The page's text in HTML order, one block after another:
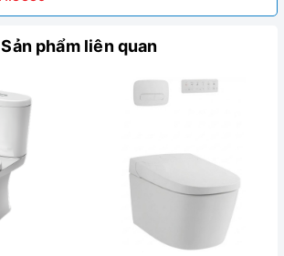
Sản phẩm liên quan